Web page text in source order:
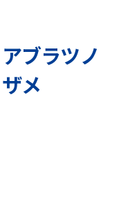
アブラツノ
ザメ